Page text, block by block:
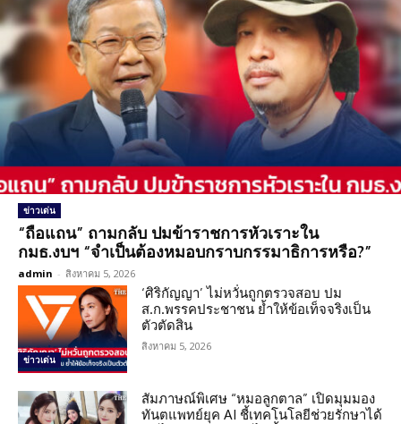
ข่าวเด่น
“ถือแถน” ถามกลับ ปมข้าราชการหัวเราะใน
กมธ.งบฯ “จำเป็นต้องหมอบกราบกรรมาธิการหรือ?”
admin - สิงหาคม 5, 2026
ข่าวเด่น
‘ศิริกัญญา’ ไม่หวั่นถูกตรวจสอบ ปม
ส.ก.พรรคประชาชน ย้ำให้ข้อเท็จจริงเป็น
ตัวตัดสิน
สิงหาคม 5, 2026
สัมภาษณ์พิเศษ “หมอลูกตาล” เปิดมุมมอง
ทันตแพทย์ยุค AI ชี้เทคโนโลยีช่วยรักษาได้